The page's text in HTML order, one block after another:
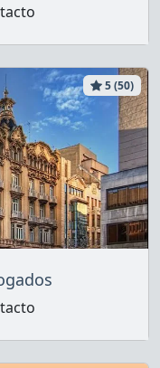
5 (50)